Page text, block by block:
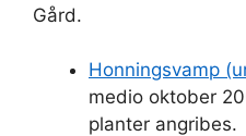
Gård.
Honningsvamp
medio oktober
planter angribes.